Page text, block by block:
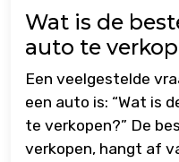
Wat is de
auto te
Een veelgestelde
een auto is: “Wat is
te verkopen?” De
verkopen, hangt af